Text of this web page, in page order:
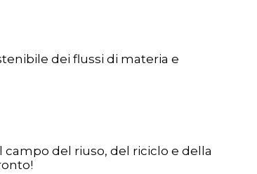
dei flussi di materia e
del riuso, del riciclo e della